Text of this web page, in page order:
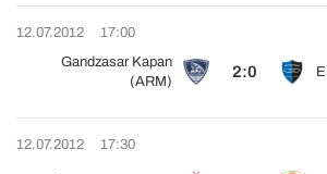
12.07.2012
17:00
Gandzasar Kapan
(ARM)
2:0
12.07.2012 17:30